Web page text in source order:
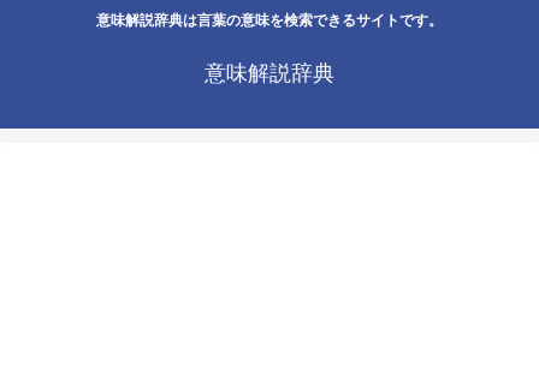
意味解説辞典は言葉の意味を検索できるサイトです。
意味解説辞典